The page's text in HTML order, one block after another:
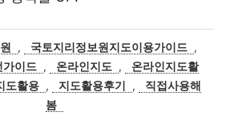
, 국토지리정보원지도이용가이드 ,
가이드 , 온라인지도 ,
온라인지도활
도활용 , 지도활용후기 ,
직접사용해
봄